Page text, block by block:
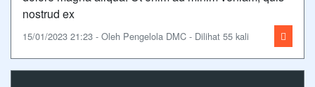
nostrud ex
15/01/2023 21:23 - Oleh Pengelola DMC - Dilihat 55 kali